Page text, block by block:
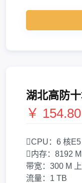
湖北高防
￥
CPU： 6 核
内存： 8192
带宽： 300 M
流量： 1 TB